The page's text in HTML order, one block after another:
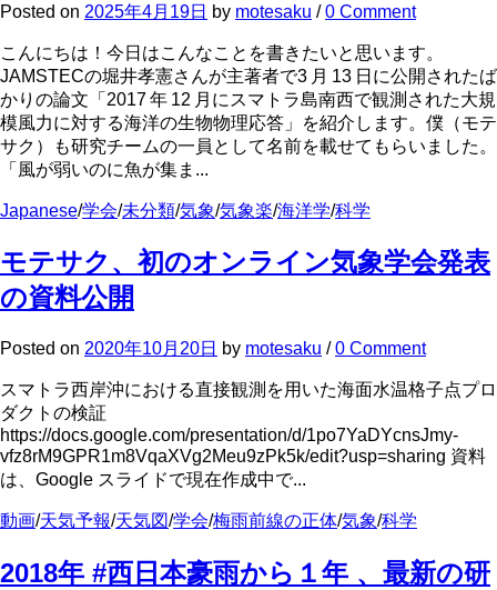
Posted on 2025年4月19日 by motesaku /0 Comment
こんにちは！今日はこんなことを書きたいと思います。
JAMSTECの堀井孝憲さんが主著者で3 月 13 日に公開されたば
かりの論文「2017 年 12 月にスマトラ島南西で観測された大規
模風力に対する海洋の生物物理応答」を紹介します。僕（モテ
サク）も研究チームの一員として名前を載せてもらいました。
「風が弱いのに魚が集ま...
Japanese/学会/未分類/気象/気象楽/海洋学/科学
モテサク、初のオンライン気象学会発表
の資料公開
Posted on 2020年10月20日 by motesaku /0 Comment
スマトラ西岸沖における直接観測を用いた海面水温格子点プロ
ダクトの検証
https://docs.google.com/presentation/d/1po7YaDYcnsJmy-
vfz8rM9GPR1m8VqaXVg2Meu9zPk5k/edit?usp=sharing 資料
は、Google スライドで現在作成中で...
動画/天気予報/天気図/学会/梅雨前線の正体/気象/科学
2018年 #西日本豪雨から１年 、最新の研